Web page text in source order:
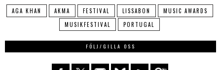
AGA KHAN AKMA FESTIVAL LISSABON
MUSIC AWARDS
MUSIKFESTIVAL
PORTUGAL
FÖLJ/GILLA OSS